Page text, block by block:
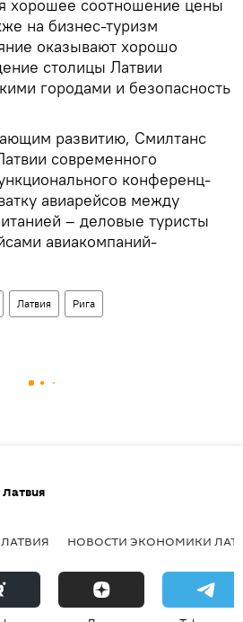
хорошее соотношение цены
на бизнес-туризм
оказывают хорошо
столицы Латвии
городами и безопасность
развитию, Смилтанс
современного
конференц-
авиарейсов между
– деловые туристы
авиакомпаний-
Латвия Рига
Латвия
ЛАТВИЯ НОВОСТИ ЭКОНОМИКИ